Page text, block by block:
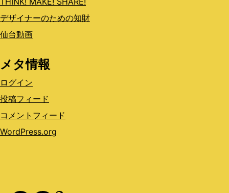
デザイナーのための知財
仙台動画
メタ情報
ログイン
投稿フィード
コメントフィード
WordPress.org